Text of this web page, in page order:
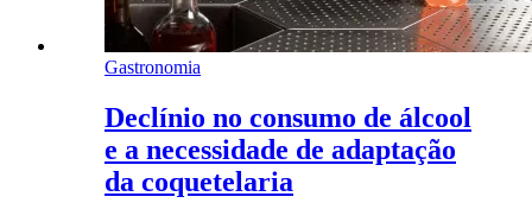
Gastronomia
Declínio no consumo de álcool
e a necessidade de adaptação
da coquetelaria